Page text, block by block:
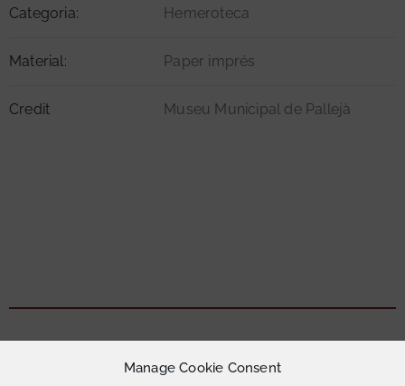
Manage Cookie Consent
Categoria: Hemeroteca
Material: Paper imprés
Credit Museu Municipal de Pallejà